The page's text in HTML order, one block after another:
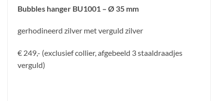
Bubbles hanger BU1001 – Ø 35 mm
gerhodineerd zilver met verguld zilver
€ 249,- (exclusief collier, afgebeeld 3 staaldraadjes
verguld)